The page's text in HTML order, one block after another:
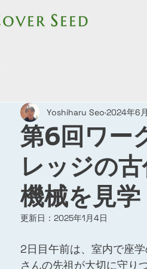
第6回ワー
レッジの
機械を見学
Yoshiharu Seo 2024年6
更新日： 2025年1月4日
2日目午前は、室内で座
さんの先祖が大切に守り